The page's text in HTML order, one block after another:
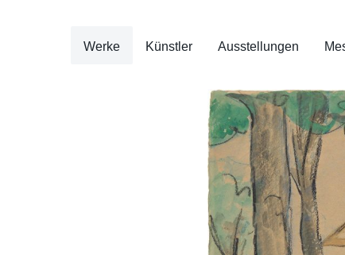
Werke Künstler Ausstellungen